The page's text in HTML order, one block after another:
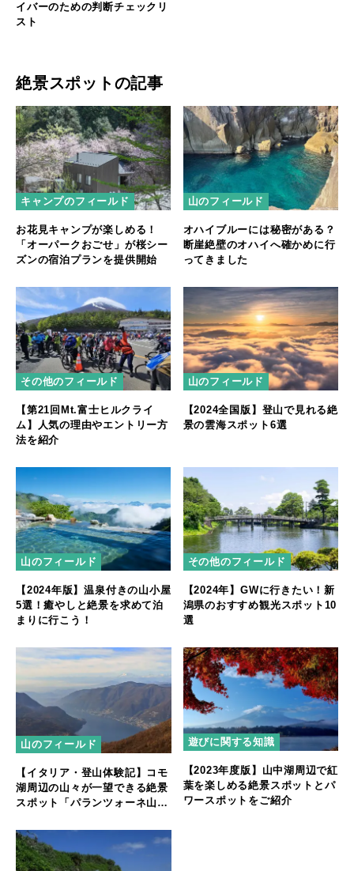
イバーのための判断チェックリ
スト
絶景スポットの記事
キャンプのフィールド
お花見キャンプが楽しめる！
「オーパークおごせ」が桜シー
ズンの宿泊プランを提供開始
山のフィールド
オハイブルーには秘密がある？
断崖絶壁のオハイへ確かめに行
ってきました
その他のフィールド
【第21回Mt.富士ヒルクライ
ム】人気の理由やエントリー方
法を紹介
山のフィールド
【2024全国版】登山で見れる絶
景の雲海スポット6選
山のフィールド
【2024年版】温泉付きの山小屋
5選！癒やしと絶景を求めて泊
まりに行こう！
その他のフィールド
【2024年】GWに行きたい！新
潟県のおすすめ観光スポット10
選
山のフィールド
【イタリア・登山体験記】コモ
湖周辺の山々が一望できる絶景
スポット「パランツォーネ山」
遊びに関する知識
【2023年度版】山中湖周辺で紅
葉を楽しめる絶景スポットとパ
ワースポットをご紹介